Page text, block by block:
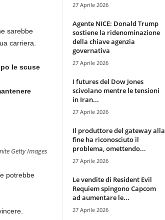
sarebbe
carriera.
le scuse
Getty Images
potrebbe
27 Aprile 2026
Agente NICE: Donald Trump
sostiene la ridenominazione
della chiave agenzia
governativa
27 Aprile 2026
I futures del Dow Jones
scivolano mentre le tensioni
in Iran...
27 Aprile 2026
Il produttore del gateway alla
fine ha riconosciuto il
problema, omettendo...
27 Aprile 2026
Le vendite di Resident Evil
Requiem spingono Capcom
ad aumentare le...
27 Aprile 2026